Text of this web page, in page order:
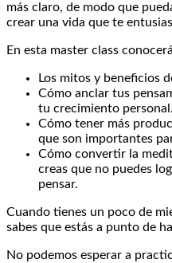
más claro, de modo que
crear una vida que te
En esta master class
Los mitos y beneficios
Cómo anclar tus
tu crecimiento personal.
Cómo tener más
que son importantes
Cómo convertir la
creas que no puedes
pensar.
Cuando tienes un poco de
sabes que estás a punto de
No podemos esperar a